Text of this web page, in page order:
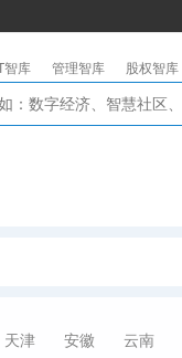
智库 管理智库 股权智库
天津 安徽 云南